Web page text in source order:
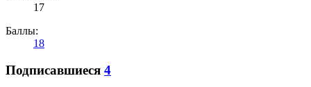
17
Баллы:
18
Подписавшиеся 4